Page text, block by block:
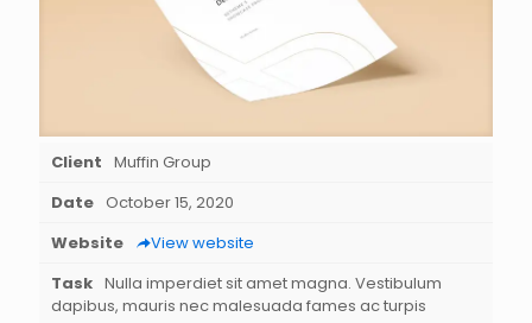
Client Muffin Group
Date October 15, 2020
Website
View website
Task Nulla imperdiet sit amet magna. Vestibulum
dapibus, mauris nec malesuada fames ac turpis